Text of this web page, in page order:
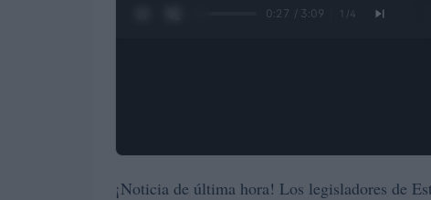
0:28 / 3:09 1 /4
¡Noticia de última hora! Los legisladores de